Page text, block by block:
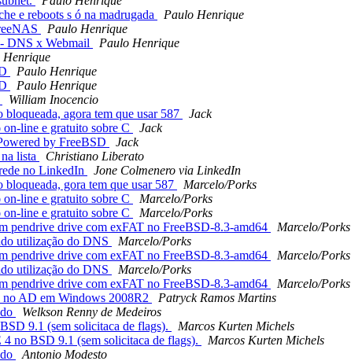
e reboots s ó na madrugada
Paulo Henrique
Paulo Henrique
DNS x Webmail
Paulo Henrique
Henrique
Paulo Henrique
Paulo Henrique
William Inocencio
agora tem que usar 587
Jack
line e gratuito sobre C
Jack
by FreeBSD
Jack
lista
Christiano Liberato
no LinkedIn
Jone Colmenero via LinkedIn
gora tem que usar 587
Marcelo/Porks
line e gratuito sobre C
Marcelo/Porks
line e gratuito sobre C
Marcelo/Porks
pendrive drive com exFAT no FreeBSD-8.3-amd64
Marcelo/Porks
utilização do DNS
Marcelo/Porks
pendrive drive com exFAT no FreeBSD-8.3-amd64
Marcelo/Porks
utilização do DNS
Marcelo/Porks
pendrive drive com exFAT no FreeBSD-8.3-amd64
Marcelo/Porks
AD em Windows 2008R2
Patryck Ramos Martins
Welkson Renny de Medeiros
9.1 (sem solicitaca de flags).
Marcos Kurten Michels
no BSD 9.1 (sem solicitaca de flags).
Marcos Kurten Michels
Antonio Modesto